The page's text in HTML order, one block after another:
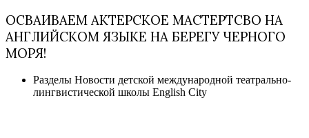
ОСВАИВАЕМ АКТЕРСКОЕ МАСТЕРТСВО НА
АНГЛИЙСКОМ ЯЗЫКЕ НА БЕРЕГУ ЧЕРНОГО
МОРЯ!
Разделы Новости детской международной театрально-
лингвистической школы English City